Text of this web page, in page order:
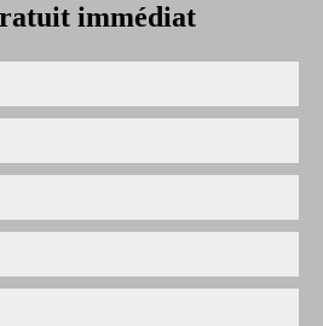
immédiat